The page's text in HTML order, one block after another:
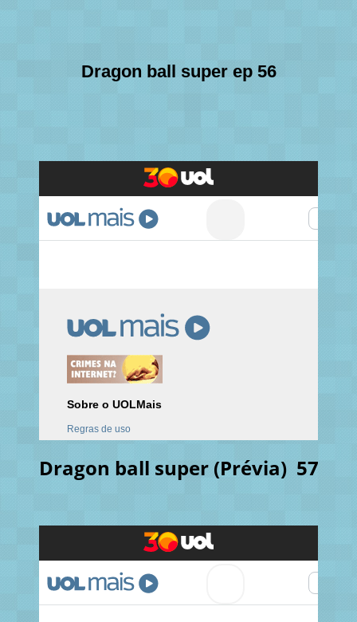
Dragon ball super ep 56
Dragon ball super (Prévia) 57